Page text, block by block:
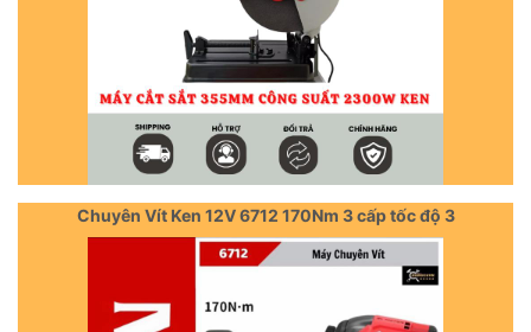
Chuyên Vít Ken 12V 6712 170Nm 3 cấp tốc độ 3